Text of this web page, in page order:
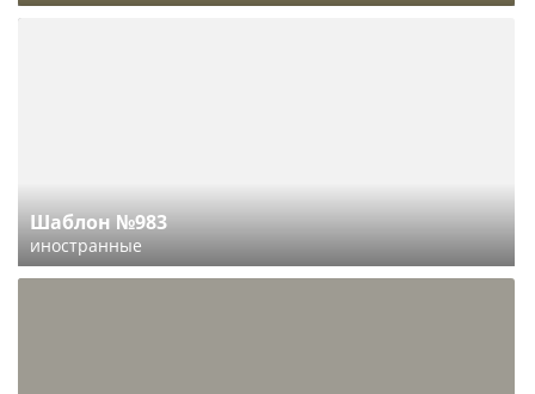
Шаблон №983
иностранные